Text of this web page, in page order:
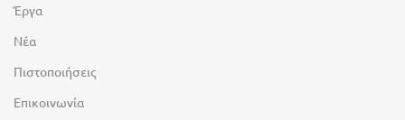
Έργα
Νέα
Πιστοποιήσεις
Επικοινωνία